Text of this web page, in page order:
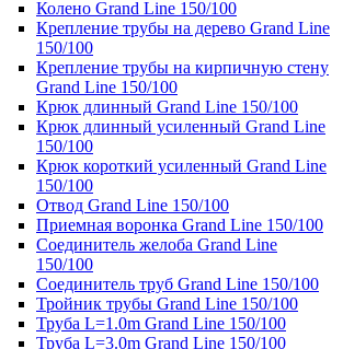
Колено Grand Line 150/100
Крепление трубы на дерево Grand Line
150/100
Крепление трубы на кирпичную стену
Grand Line 150/100
Крюк длинный Grand Line 150/100
Крюк длинный усиленный Grand Line
150/100
Крюк короткий усиленный Grand Line
150/100
Отвод Grand Line 150/100
Приемная воронка Grand Line 150/100
Соединитель желоба Grand Line
150/100
Соединитель труб Grand Line 150/100
Тройник трубы Grand Line 150/100
Труба L=1.0m Grand Line 150/100
Труба L=3.0m Grand Line 150/100